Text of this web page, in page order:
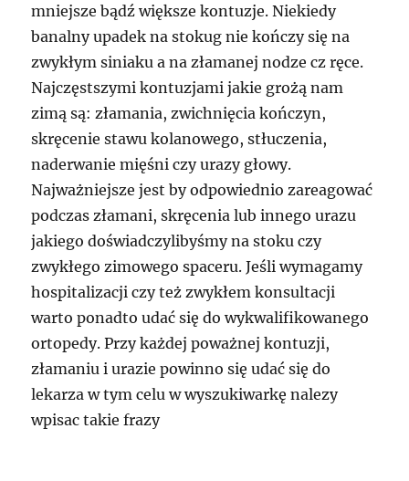
mniejsze bądź większe kontuzje. Niekiedy
banalny upadek na stokug nie kończy się na
zwykłym siniaku a na złamanej nodze cz ręce.
Najczęstszymi kontuzjami jakie grożą nam
zimą są: złamania, zwichnięcia kończyn,
skręcenie stawu kolanowego, stłuczenia,
naderwanie mięśni czy urazy głowy.
Najważniejsze jest by odpowiednio zareagować
podczas złamani, skręcenia lub innego urazu
jakiego doświadczylibyśmy na stoku czy
zwykłego zimowego spaceru. Jeśli wymagamy
hospitalizacji czy też zwykłem konsultacji
warto ponadto udać się do wykwalifikowanego
ortopedy. Przy każdej poważnej kontuzji,
złamaniu i urazie powinno się udać się do
lekarza w tym celu w wyszukiwarkę nalezy
wpisac takie frazy